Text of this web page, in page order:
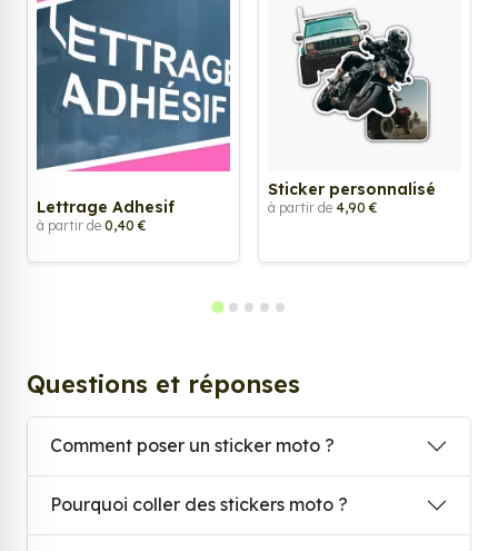
Lettrage Adhesif
à partir de 0,40 €
Sticker personnalisé
à partir de 4,90 €
Questions et réponses
Comment poser un sticker moto ?
Pourquoi coller des stickers moto ?